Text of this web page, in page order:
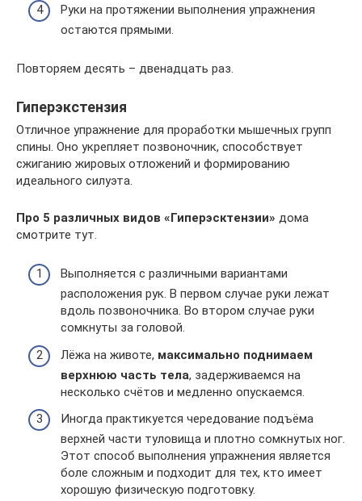
Руки на протяжении выполнения упражнения
остаются прямыми.
Повторяем десять – двенадцать раз.
Гиперэкстензия
Отличное упражнение для проработки мышечных групп
спины. Оно укрепляет позвоночник, способствует
сжиганию жировых отложений и формированию
идеального силуэта.
Про 5 различных видов «Гиперэсктензии» дома
смотрите тут.
Выполняется с различными вариантами
расположения рук. В первом случае руки лежат
вдоль позвоночника. Во втором случае руки
сомкнуты за головой.
Лёжа на животе, максимально поднимаем
верхнюю часть тела, задерживаемся на
несколько счётов и медленно опускаемся.
Иногда практикуется чередование подъёма
верхней части туловища и плотно сомкнутых ног.
Этот способ выполнения упражнения является
боле сложным и подходит для тех, кто имеет
хорошую физическую подготовку.